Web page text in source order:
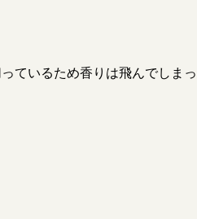
ているため香りは飛んでしまっ